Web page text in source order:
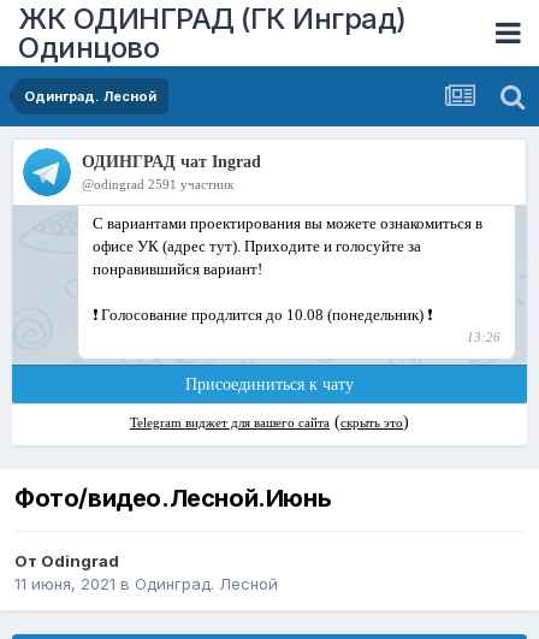
ЖК ОДИНГРАД (ГК Инград)
Одинцово
Одинград. Лесной
Фото/видео.Лесной.Июнь
От Odingrad
11 июня, 2021 в Одинград. Лесной